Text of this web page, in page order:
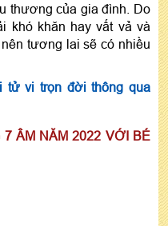
thương của gia đình. Do
khó khăn hay vất vả và
tương lai sẽ có nhiều
tử vi trọn đời thông qua
ÂM NĂM 2022 VỚI BÉ